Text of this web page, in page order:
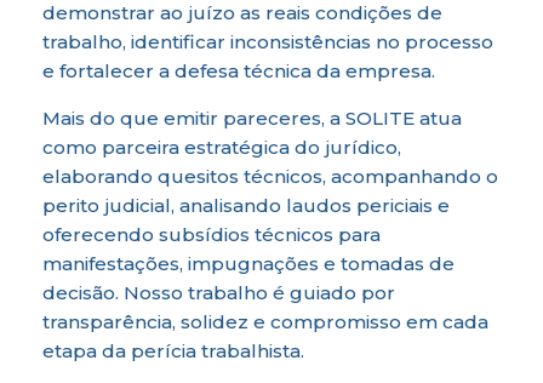
demonstrar ao juízo as reais condições de
trabalho, identificar inconsistências no processo
e fortalecer a defesa técnica da empresa.
Mais do que emitir pareceres, a SOLITE atua
como parceira estratégica do jurídico,
elaborando quesitos técnicos, acompanhando o
perito judicial, analisando laudos periciais e
oferecendo subsídios técnicos para
manifestações, impugnações e tomadas de
decisão. Nosso trabalho é guiado por
transparência, solidez e compromisso em cada
etapa da perícia trabalhista.